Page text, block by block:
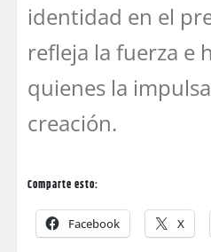
identidad en el
refleja la fuerza e
quienes la
creación.
Comparte esto:
Facebook X